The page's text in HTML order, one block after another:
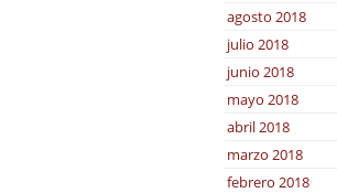
agosto 2018
julio 2018
junio 2018
mayo 2018
abril 2018
marzo 2018
febrero 2018